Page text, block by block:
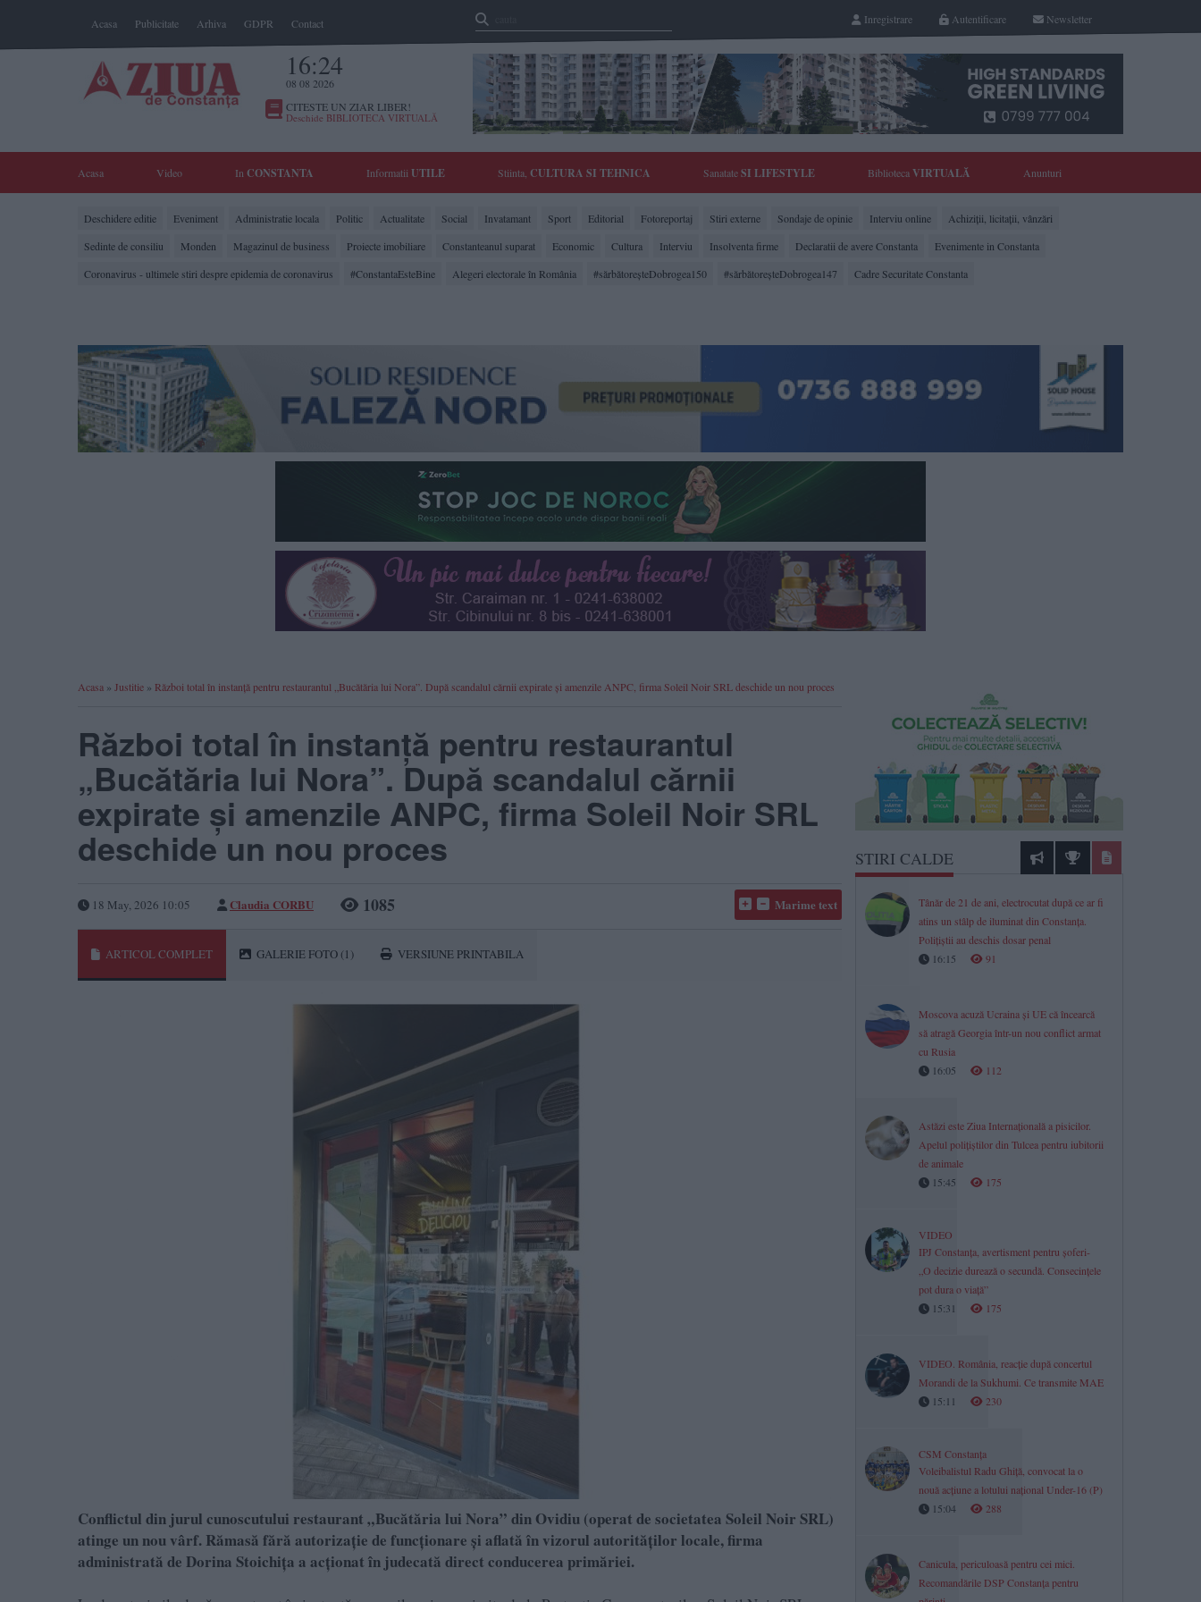
Acasa Publicitate Arhiva GDPR Contact Newsletter
Autentificare
Inregistrare
16:24
08 08 2026
CITESTE UN ZIAR LIBER!
Deschide BIBLIOTECA VIRTUALĂ
Acasa Video In CONSTANTA Informatii UTILE Stiinta, CULTURA SI TEHNICA SanatateSI LIFESTYLE BibliotecaVIRTUALĂ Anunturi
Deschidere editie Eveniment Administratie locala Politic Actualitate Social Invatamant Sport Editorial Fotoreportaj Stiri externe Sondaje de opinie Interviu online
Achiziții, licitații, vânzări
Sedinte de consiliu
Monden Magazinul de business Proiecte imobiliare Constanteanul suparat Economic Cultura Interviu Insolventa firme Declaratii de avere Constanta
Evenimente in Constanta
Coronavirus - ultimele stiri despre epidemia de coronavirus
#ConstantaEsteBine Alegeri electorale în România #sărbătoreşteDobrogea150 #sărbătoreşteDobrogea147 Cadre Securitate Constanta
Acasa » Justitie » Război total în instanță pentru restaurantul „Bucătăria lui Nora”. După scandalul cărnii expirate și amenzile ANPC, firma Soleil Noir SRL deschide un nou proces
Război total în instanță pentru restaurantul
„Bucătăria lui Nora”. După scandalul cărnii
expirate și amenzile ANPC, firma Soleil Noir SRL
deschide un nou proces
18 May, 2026 10:05 Claudia CORBU 1085 Marime text
ARTICOL COMPLET GALERIE FOTO (1) VERSIUNE PRINTABILA
Conflictul din jurul cunoscutului restaurant „Bucătăria lui Nora” din Ovidiu (operat de societatea Soleil Noir SRL)
atinge un nou vârf. Rămasă fără autorizație de funcționare și aflată în vizorul autorităților locale, firma
administrată de Dorina Stoichița a acționat în judecată direct conducerea primăriei.
STIRI CALDE
Tânăr de 21 de ani, electrocutat după ce ar fi
atins un stâlp de iluminat din Constanța.
Polițiștii au deschis dosar penal
16:15
91
Moscova acuză Ucraina și UE că încearcă
să atragă Georgia într-un nou conflict armat
cu Rusia
16:05
112
Astăzi este Ziua Internațională a pisicilor.
Apelul polițiștilor din Tulcea pentru iubitorii
de animale
15:45
175
VIDEO
IPJ Constanța, avertisment pentru șoferi-
„O decizie durează o secundă. Consecințele
pot dura o viață”
15:31
175
VIDEO. România, reacție după concertul
Morandi de la Sukhumi. Ce transmite MAE
15:11
230
CSM Constanța
Voleibalistul Radu Ghiță, convocat la o
nouă acțiune a lotului național Under-16 (P)
15:04
288
Canicula, periculoasă pentru cei mici.
Recomandările DSP Constanța pentru